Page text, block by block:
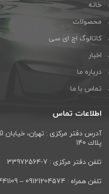
خانه
محصولات
کاتالوگ اچ ای سی
اخبار
درباره ما
تماس با ما
اطلاعات تماس
آدرس دفتر مرکزی : تهران، خيابان
پلاك 140
تلفن دفتر مرکزی : 7-33972564
تلفن همراه : 09121204574 – 09123441109